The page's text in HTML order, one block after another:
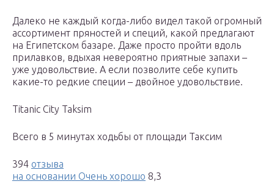
Далеко не каждый когда-либо видел такой огромный
ассортимент пряностей и специй, какой предлагают
на Египетском базаре. Даже просто пройти вдоль
прилавков, вдыхая невероятно приятные запахи –
уже удовольствие. А если позволите себе купить
какие-то редкие специи – двойное удовольствие.
Titanic City Taksim
Всего в 5 минутах ходьбы от площади Таксим
394 отзыва
на основании Очень хорошо 8,3